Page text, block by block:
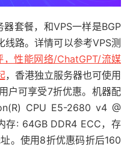
套餐，和VPS一样是BGP
路。详情可以参考VPS测
，性能网络/ChatGPT/流媒
，香港独立服务器也可使用
户可享受7折优惠。机器配
CPU E5-2680 v4 @
: 64GB DDR4 ECC，存
。使用8折优惠码折后160